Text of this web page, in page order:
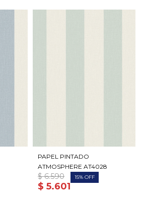
PAPEL PINTADO
ATMOSPHERE AT4028
$ 5.601
$ 6.590 15